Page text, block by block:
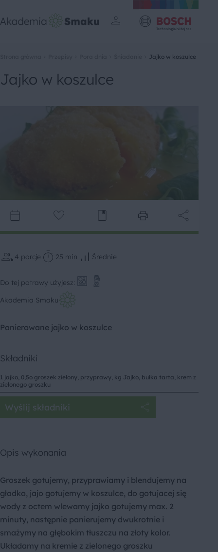
Jajko w koszulce
Jajko w koszulce
4 porcje 25 min Średnie
Do tej potrawy użyjesz:
Akademia Smaku
Panierowane jajko w koszulce
Składniki
1 jajko, 0,5o groszek zielony, przyprawy, kg Jajko, bułka tarta, krem z
zielonego groszku
Wyślij składniki
Opis wykonania
Groszek gotujemy, przyprawiamy i blendujemy na
gładko, jajo gotujemy w koszulce, do gotujacej się
wody z octem wlewamy jajko gotujemy max. 2
minuty, następnie panierujemy dwukrotnie i
smażymy na głębokim tłuszczu na złoty kolor.
Układamy na kremie z zielonego groszku